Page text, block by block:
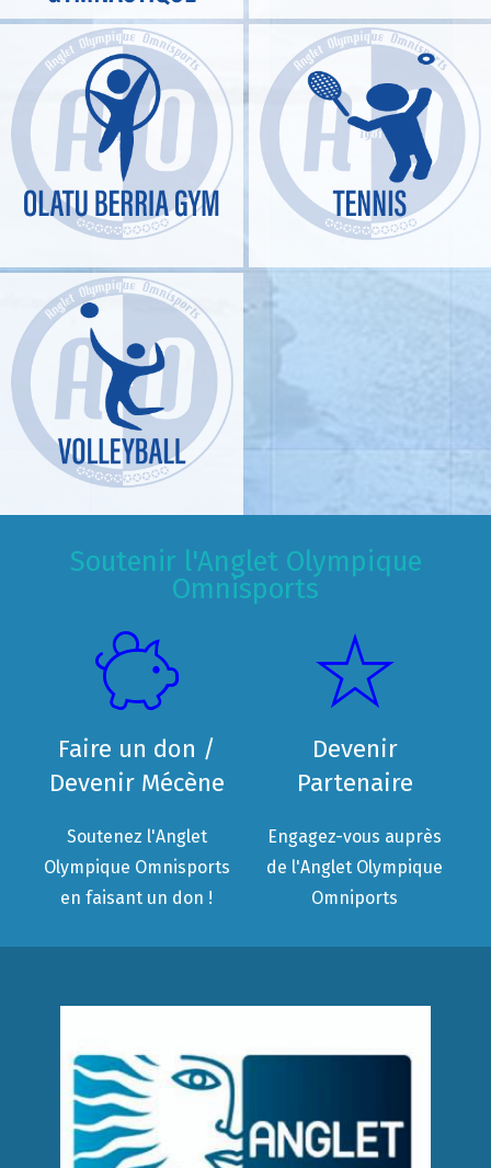
Soutenir l'Anglet Olympique
Omnisports
Faire un don /
Devenir Mécène
Soutenez l'Anglet
Olympique Omnisports
en faisant un don !
Devenir
Partenaire
Engagez-vous auprès
de l'Anglet Olympique
Omniports